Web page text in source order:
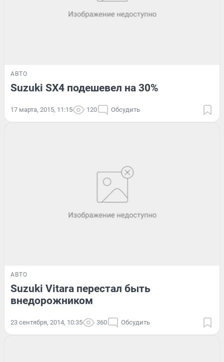
АВТО
Suzuki SX4 подешевел на 30%
17 марта, 2015, 11:15 120 Обсудить
АВТО
Suzuki Vitara перестал быть
внедорожником
23 сентября, 2014, 10:35 360 Обсудить